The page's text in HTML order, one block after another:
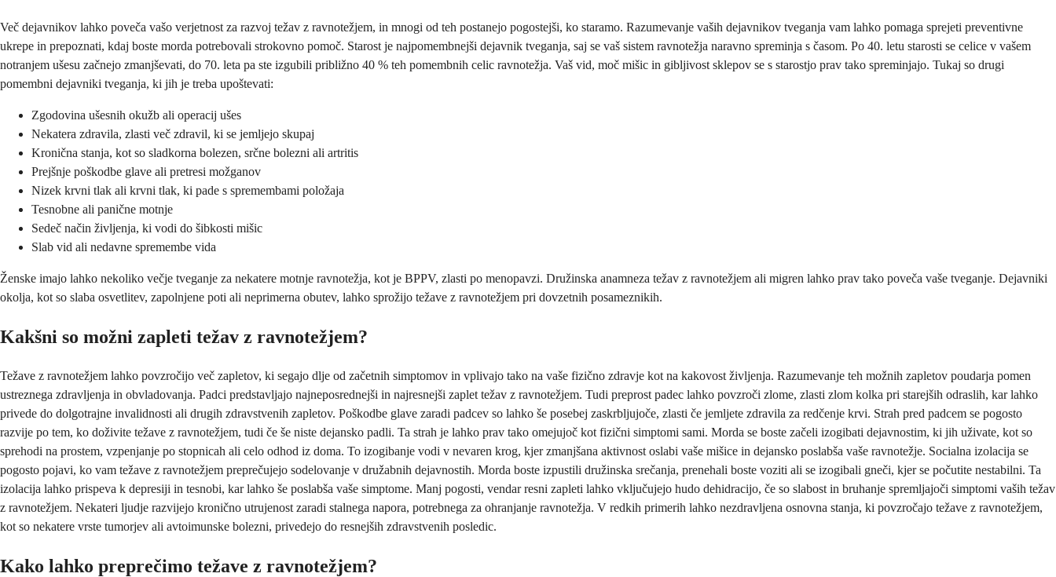
Več dejavnikov lahko poveča vašo verjetnost za razvoj težav z ravnotežjem, in mnogi od teh postanejo pogostejši, ko staramo. Razumevanje vaših dejavnikov tveganja vam lahko pomaga sprejeti preventivne
ukrepe in prepoznati, kdaj boste morda potrebovali strokovno pomoč. Starost je najpomembnejši dejavnik tveganja, saj se vaš sistem ravnotežja naravno spreminja s časom. Po 40. letu starosti se celice v vašem
notranjem ušesu začnejo zmanjševati, do 70. leta pa ste izgubili približno 40 % teh pomembnih celic ravnotežja. Vaš vid, moč mišic in gibljivost sklepov se s starostjo prav tako spreminjajo. Tukaj so drugi
pomembni dejavniki tveganja, ki jih je treba upoštevati:
Zgodovina ušesnih okužb ali operacij ušes
Nekatera zdravila, zlasti več zdravil, ki se jemljejo skupaj
Kronična stanja, kot so sladkorna bolezen, srčne bolezni ali artritis
Prejšnje poškodbe glave ali pretresi možganov
Nizek krvni tlak ali krvni tlak, ki pade s spremembami položaja
Tesnobne ali panične motnje
Sedeč način življenja, ki vodi do šibkosti mišic
Slab vid ali nedavne spremembe vida
Ženske imajo lahko nekoliko večje tveganje za nekatere motnje ravnotežja, kot je BPPV, zlasti po menopavzi. Družinska anamneza težav z ravnotežjem ali migren lahko prav tako poveča vaše tveganje. Dejavniki
okolja, kot so slaba osvetlitev, zapolnjene poti ali neprimerna obutev, lahko sprožijo težave z ravnotežjem pri dovzetnih posameznikih.
Kakšni so možni zapleti težav z ravnotežjem?
Težave z ravnotežjem lahko povzročijo več zapletov, ki segajo dlje od začetnih simptomov in vplivajo tako na vaše fizično zdravje kot na kakovost življenja. Razumevanje teh možnih zapletov poudarja pomen
ustreznega zdravljenja in obvladovanja. Padci predstavljajo najneposrednejši in najresnejši zaplet težav z ravnotežjem. Tudi preprost padec lahko povzroči zlome, zlasti zlom kolka pri starejših odraslih, kar lahko
privede do dolgotrajne invalidnosti ali drugih zdravstvenih zapletov. Poškodbe glave zaradi padcev so lahko še posebej zaskrbljujoče, zlasti če jemljete zdravila za redčenje krvi. Strah pred padcem se pogosto
razvije po tem, ko doživite težave z ravnotežjem, tudi če še niste dejansko padli. Ta strah je lahko prav tako omejujoč kot fizični simptomi sami. Morda se boste začeli izogibati dejavnostim, ki jih uživate, kot so
sprehodi na prostem, vzpenjanje po stopnicah ali celo odhod iz doma. To izogibanje vodi v nevaren krog, kjer zmanjšana aktivnost oslabi vaše mišice in dejansko poslabša vaše ravnotežje. Socialna izolacija se
pogosto pojavi, ko vam težave z ravnotežjem preprečujejo sodelovanje v družabnih dejavnostih. Morda boste izpustili družinska srečanja, prenehali boste voziti ali se izogibali gneči, kjer se počutite nestabilni. Ta
izolacija lahko prispeva k depresiji in tesnobi, kar lahko še poslabša vaše simptome. Manj pogosti, vendar resni zapleti lahko vključujejo hudo dehidracijo, če so slabost in bruhanje spremljajoči simptomi vaših težav
z ravnotežjem. Nekateri ljudje razvijejo kronično utrujenost zaradi stalnega napora, potrebnega za ohranjanje ravnotežja. V redkih primerih lahko nezdravljena osnovna stanja, ki povzročajo težave z ravnotežjem,
kot so nekatere vrste tumorjev ali avtoimunske bolezni, privedejo do resnejših zdravstvenih posledic.
Kako lahko preprečimo težave z ravnotežjem?